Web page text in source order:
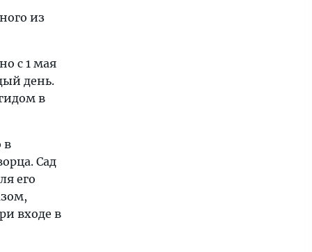
из
с 1 мая
день.
в
в
Сад
его
входе в